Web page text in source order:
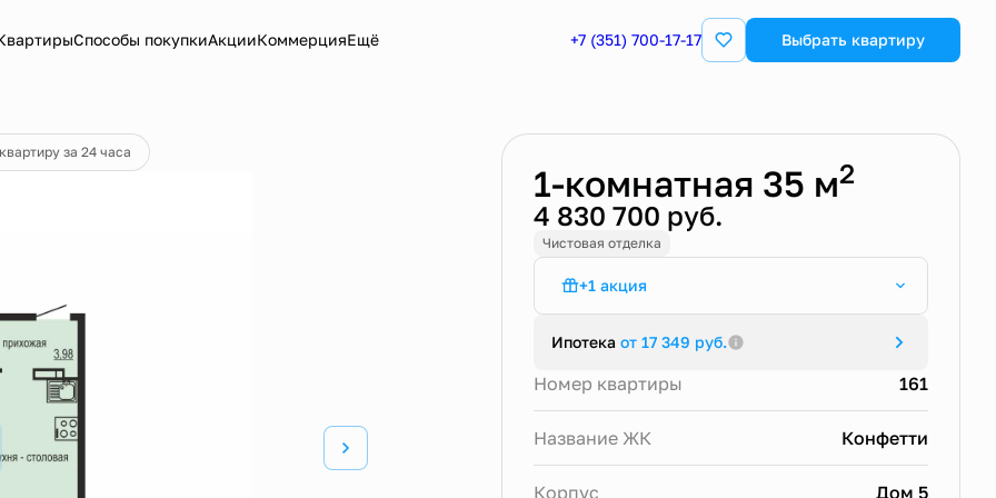
Способы покупкиАкцииКоммерцияЕщё +7 (351) 700-17-17 Выбрать квартиру
349 руб. Забронировать
за 24 часа
1-комнатная 35 м2
4 830 700 руб.
Чистовая отделка
+1 акция
Ипотека от 17 349 руб.
Номер квартиры 161
Название ЖК Конфетти
Корпус Дом 5